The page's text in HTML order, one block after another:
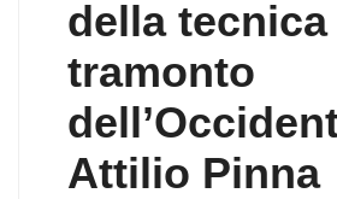
della tecnica
tramonto
Attilio Pinna